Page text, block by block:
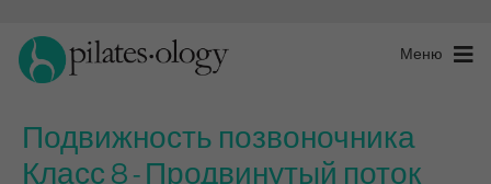
Меню
Подвижность позвоночника
Класс 8 - Продвинутый поток